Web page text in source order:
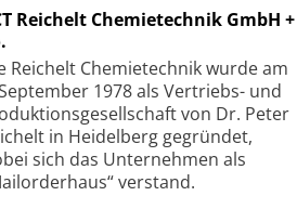
Reichelt Chemietechnik GmbH +
Reichelt Chemietechnik wurde am
1978 als Vertriebs- und
von Dr. Peter
in Heidelberg gegründet,
sich das Unternehmen als
verstand.
SmarAct GmbH
kleinstem Raum